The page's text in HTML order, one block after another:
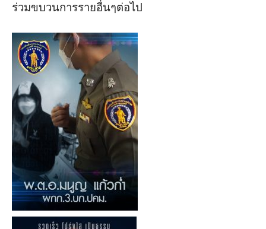
ร่วมขบวนการรายอื่นๆต่อไป